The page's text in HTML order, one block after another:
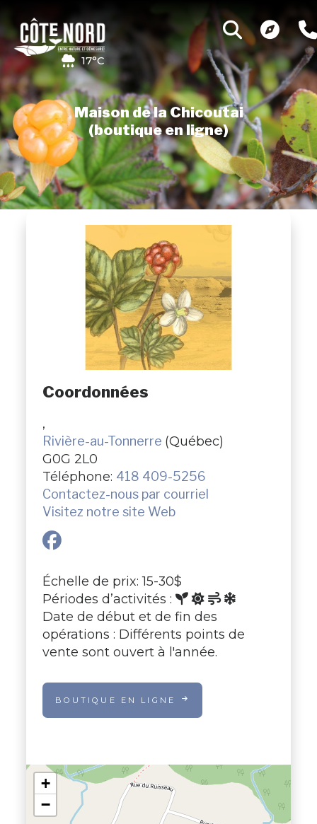
17°C
Maison de la Chicoutai
(boutique en ligne)
Coordonnées
,
Rivière-au-Tonnerre (Québec)
G0G 2L0
Téléphone: 418 409-5256
Contactez-nous par courriel
Visitez notre site Web
Échelle de prix: 15-30$
Périodes d’activités :
Date de début et de fin des
opérations : Différents points de
vente sont ouvert à l'année.
BOUTIQUE EN LIGNE
+
−